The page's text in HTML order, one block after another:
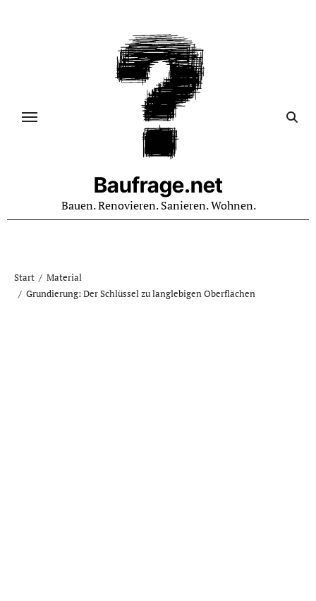
Baufrage.net
Bauen. Renovieren. Sanieren. Wohnen.
Start
Material
Grundierung: Der Schlüssel zu langlebigen Oberflächen